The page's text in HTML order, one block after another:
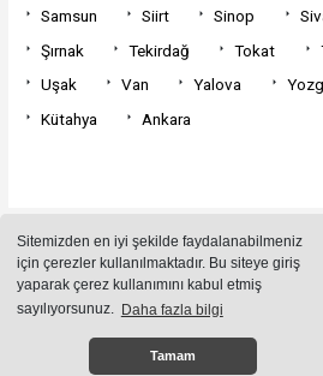
Sitemizden en iyi şekilde faydalanabilmeniz
için çerezler kullanılmaktadır. Bu siteye giriş
yaparak çerez kullanımını kabul etmiş
sayılıyorsunuz. Daha fazla bilgi
Tamam
Samsun
Siirt Sinop
Şırnak
Tekirdağ Tokat
Uşak
Van Yalova
Kütahya
Ankara
Sitemizde bulunan içeriklerin tüm hakları
kullanılamaz.
Haber Yazılımı: Haber